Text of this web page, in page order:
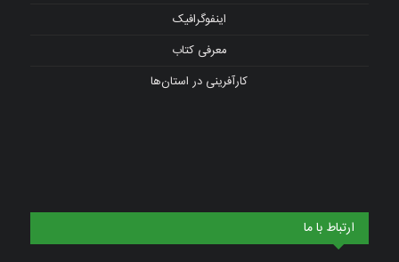
اینفوگرافیک
معرفی کتاب
کارآفرینی در استان‌ها
ارتباط با ما